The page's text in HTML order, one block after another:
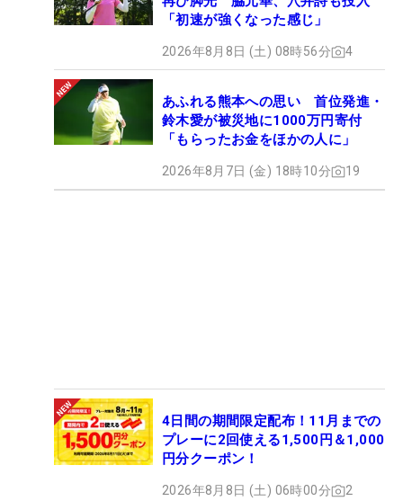
「初速が強くなった感じ」
2026年8月8日 (土) 08時56分 4
あふれる熊本への思い 首位発進・
鈴木愛が被災地に1000万円寄付
「もらったお金をほかの人に」
2026年8月7日 (金) 18時10分 19
4日間の期間限定配布！11月までの
プレーに2回使える1,500円＆1,000
円分クーポン！
2026年8月8日 (土) 06時00分 2